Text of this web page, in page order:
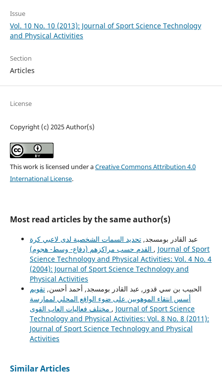
Issue
Vol. 10 No. 10 (2013): Journal of Sport Science Technology
and Physical Activities
Section
Articles
License
Copyright (c) 2025 Author(s)
This work is licensed under aCreative Commons Attribution 4.0
International License.
Most read articles by the same author(s)
عبد القادر بومسجد,تحديد السمات الشخصية لدى لاعبي كرة
, Journal of Sport
Science Technology and Physical Activities: Vol. 4 No. 4
(2004): Journal of Sport Science Technology and
Physical Activities
الحبيب بن سي قدور, عبد القادر بومسجد, أحمد أحسن,تقويم
أسس انتقاء الموهوبين على ضوء الواقع المحلي لممارسة
, Journal of Sport Science
Technology and Physical Activities: Vol. 8 No. 8 (2011):
Journal of Sport Science Technology and Physical
Activities
Similar Articles